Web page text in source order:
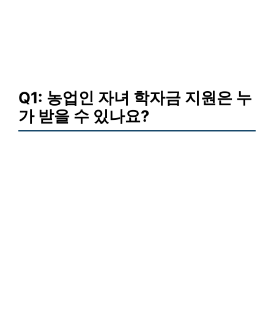
Q1: 농업인 자녀 학자금 지원은 누
가 받을 수 있나요?